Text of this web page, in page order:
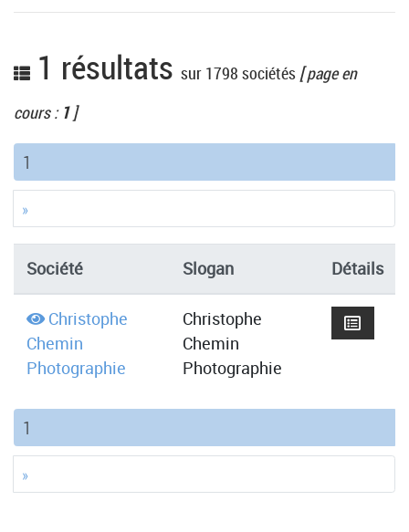
1 résultats sur 1798 sociétés [ page en
cours : 1]
1
»
Société Slogan Détails
Christophe
Chemin
Photographie
Christophe
Chemin
Photographie
1
»